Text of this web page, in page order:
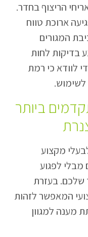
הריצוף בחדר.
ארוכת טווח
המגורים
בדיקות לחות
לוודא כי רמת
לשימוש.
ביותר
מקצוע
מבלי לפגוע
שלכם. בעזרת
המאפשר לזהות
מענה למגוון